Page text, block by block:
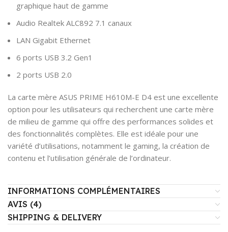
graphique haut de gamme
Audio Realtek ALC892 7.1 canaux
LAN Gigabit Ethernet
6 ports USB 3.2 Gen1
2 ports USB 2.0
La carte mère ASUS PRIME H610M-E D4 est une excellente
option pour les utilisateurs qui recherchent une carte mère
de milieu de gamme qui offre des performances solides et
des fonctionnalités complètes. Elle est idéale pour une
variété d’utilisations, notamment le gaming, la création de
contenu et l’utilisation générale de l’ordinateur.
INFORMATIONS COMPLÉMENTAIRES
AVIS (4)
SHIPPING & DELIVERY